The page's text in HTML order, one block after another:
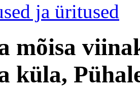
ja üritused
mõisa
küla,